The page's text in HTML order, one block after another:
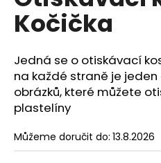
0,0
hvězdiček.
Kočička
Jedná se o otiskávací
na každé straně je
obrázků, které můžete
plastelíny
Můžeme doručit do: 13.8.2026
a
j
í
t
?